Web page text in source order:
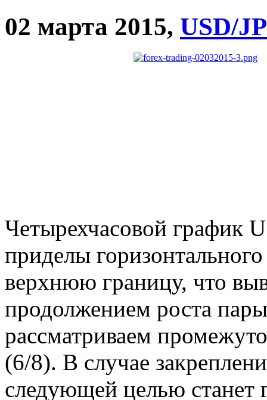
02 марта 2015, USD/
Четырехчасовой график
приделы
верхнюю границу, что
продолжением роста
рассматриваем
(6/8). В случае
следующей целью станет